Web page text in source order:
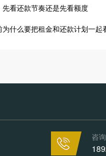
看还款节奏还是先看额度
什么要把租金和还款计划一起
咨